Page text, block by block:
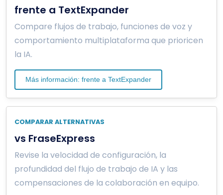
frente a TextExpander
Compare flujos de trabajo, funciones de voz y
comportamiento multiplataforma que prioricen
la IA.
Más información: frente a TextExpander
COMPARAR ALTERNATIVAS
vs FraseExpress
Revise la velocidad de configuración, la
profundidad del flujo de trabajo de IA y las
compensaciones de la colaboración en equipo.